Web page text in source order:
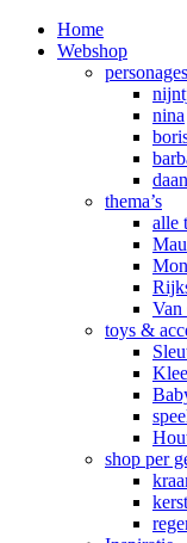
Home
Webshop
personages
nina
daan
thema’s
alle
Van
toys &
shop per
kerst